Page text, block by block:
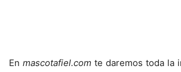
En mascotafiel.com te daremos toda la